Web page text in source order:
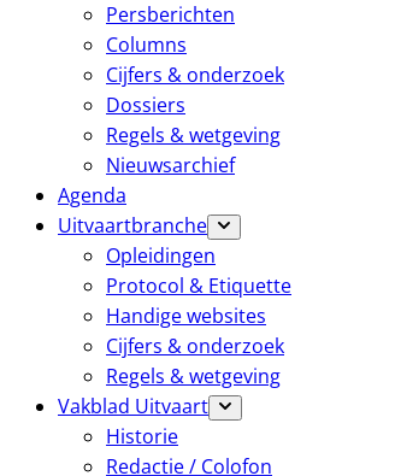
Persberichten
Columns
Cijfers & onderzoek
Dossiers
Regels & wetgeving
Nieuwsarchief
Agenda
Uitvaartbranche
Opleidingen
Protocol & Etiquette
Handige websites
Cijfers & onderzoek
Regels & wetgeving
Vakblad Uitvaart
Historie
Redactie / Colofon